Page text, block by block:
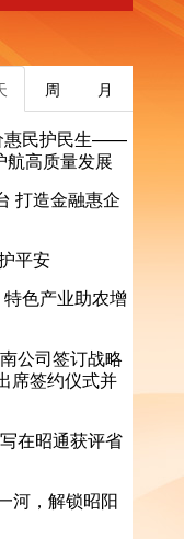
月
周
惠民护民生——
航高质量发展
打造金融惠企
平安
色产业助农增
公司签订战略
席签约仪式并
在昭通获评省
河，解锁昭阳